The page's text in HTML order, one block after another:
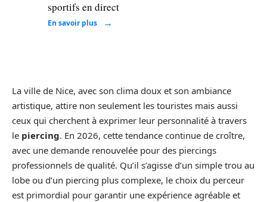
sportifs en direct
En savoir plus
La ville de Nice, avec son clima doux et son ambiance
artistique, attire non seulement les touristes mais aussi
ceux qui cherchent à exprimer leur personnalité à travers
le piercing. En 2026, cette tendance continue de croître,
avec une demande renouvelée pour des piercings
professionnels de qualité. Qu’il s’agisse d’un simple trou au
lobe ou d’un piercing plus complexe, le choix du perceur
est primordial pour garantir une expérience agréable et